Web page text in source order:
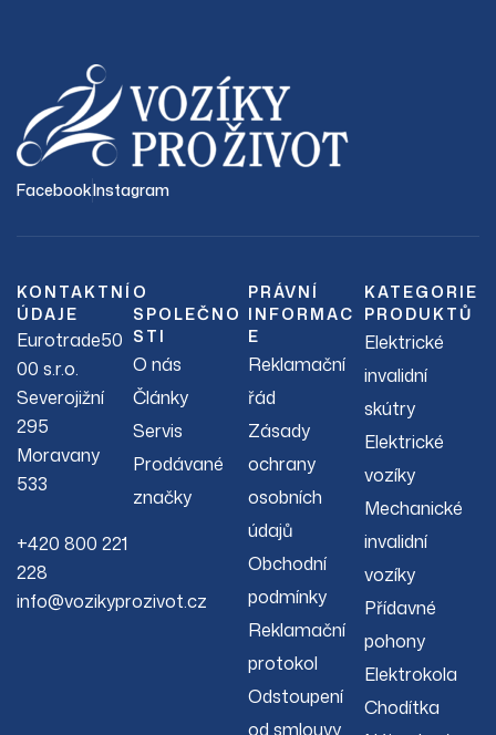
FacebookInstagram
KONTAKTNÍ
ÚDAJE
Eurotrade50
00 s.r.o.
Severojižní
295
Moravany
533
+420 800 221
228
info@vozikyprozivot.cz
O
SPOLEČNO
STI
O nás
Články
Servis
Prodávané
značky
PRÁVNÍ
INFORMAC
E
Reklamační
řád
Zásady
ochrany
osobních
údajů
Obchodní
podmínky
Reklamační
protokol
Odstoupení
od smlouvy
KATEGORIE
PRODUKTŮ
Elektrické
invalidní
skútry
Elektrické
vozíky
Mechanické
invalidní
vozíky
Přídavné
pohony
Elektrokola
Chodítka